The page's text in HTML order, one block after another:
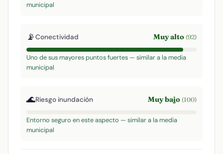
municipal
📡Conectividad Muy alto (92)
Uno de sus mayores puntos fuertes — similar a la media
municipal
🌊Riesgo inundación Muy bajo (100)
Entorno seguro en este aspecto — similar a la media
municipal